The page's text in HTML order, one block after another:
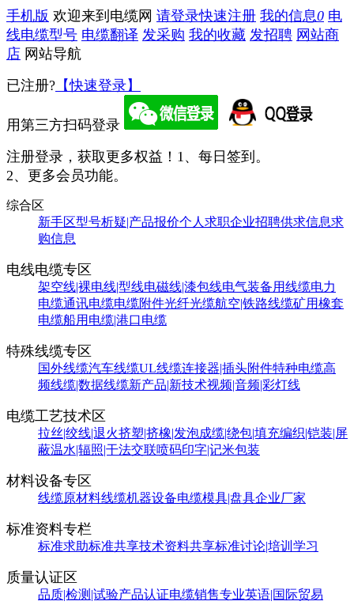
手机版 欢迎来到电缆网 请登录快速注册 我的信息0 电
线电缆型号 电缆翻译 发采购 我的收藏 发招聘 网站商
店 网站导航
已注册? 【快速登录】
用第三方扫码登录
注册登录，获取更多权益！ 1、每日签到。
2、更多会员功能。
综合区
新手区型号析疑|产品报价个人求职企业招聘供求信息求
购信息
电线电缆专区
架空线|裸电线|型线电磁线|漆包线电气装备用线缆电力
电缆通讯电缆电缆附件光纤光缆航空|铁路线缆矿用橡套
电缆船用电缆|港口电缆
特殊线缆专区
国外线缆汽车线缆UL线缆连接器|插头附件特种电缆高
频线缆|数据线缆新产品|新技术视频|音频|彩灯线
电缆工艺技术区
拉丝|绞线|退火挤塑|挤橡|发泡成缆|绕包|填充编织|铠装|屏
蔽温水|辐照|干法交联喷码印字|记米包装
材料设备专区
线缆原材料线缆机器设备电缆模具|盘具企业厂家
标准资料专栏
标准求助标准共享技术资料共享标准讨论|培训学习
质量认证区
品质|检测|试验产品认证电缆销售专业英语|国际贸易